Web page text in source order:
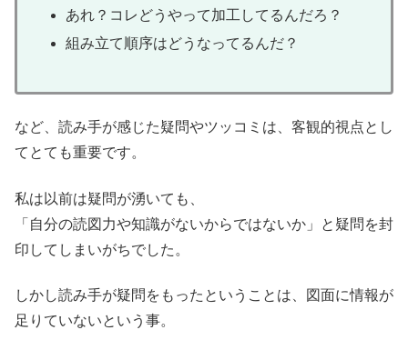
あれ？コレどうやって加工してるんだろ？
組み立て順序はどうなってるんだ？
など、読み手が感じた疑問やツッコミは、客観的視点とし
てとても重要です。
私は以前は疑問が湧いても、
「自分の読図力や知識がないからではないか」と疑問を封
印してしまいがちでした。
しかし読み手が疑問をもったということは、図面に情報が
足りていないという事。